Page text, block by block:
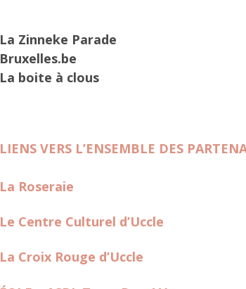
La Zinneke Parade
Bruxelles.be
La boite à clous
LIENS VERS L’ENSEMBLE DES
La Roseraie
Le Centre Culturel d’Uccle
La Croix Rouge d’Uccle